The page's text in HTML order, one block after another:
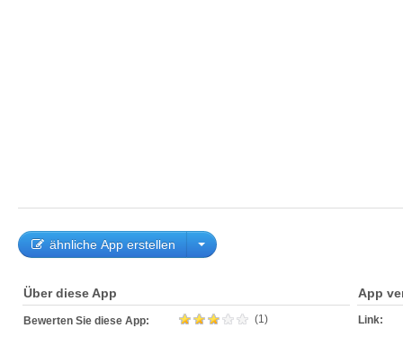
ähnliche App erstellen
Über diese App
Bewerten Sie diese App: (1)
App
Link: